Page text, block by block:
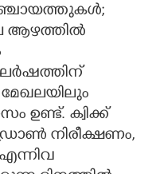
ആഴത്തിൽ
ഉണ്ട്. ക്വിക്ക്
നിരീക്ഷണം,